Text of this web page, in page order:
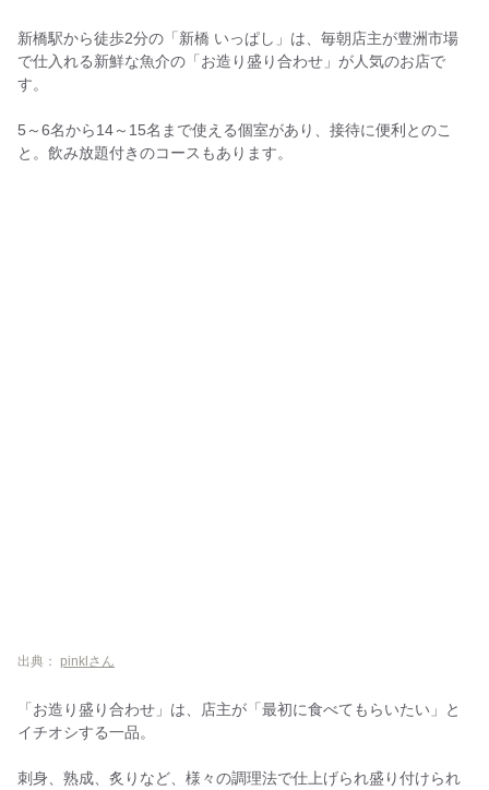
新橋駅から徒歩2分の「新橋 いっぱし」は、毎朝店主が豊洲市場
で仕入れる新鮮な魚介の「お造り盛り合わせ」が人気のお店で
す。
5～6名から14～15名まで使える個室があり、接待に便利とのこ
と。飲み放題付きのコースもあります。
出典： pinklさん
「お造り盛り合わせ」は、店主が「最初に食べてもらいたい」と
イチオシする一品。
刺身、熟成、炙りなど、様々の調理法で仕上げられ盛り付けられ